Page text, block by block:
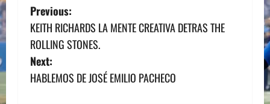
P
o
s
t
Previous:
KEITH RICHARDS LA MENTE CREATIVA DETRAS THE
ROLLING STONES.
Next:
HABLEMOS DE JOSÉ EMILIO PACHECO